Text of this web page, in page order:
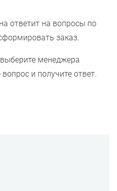
ответит на вопросы по
заказ.
менеджера
и получите ответ.